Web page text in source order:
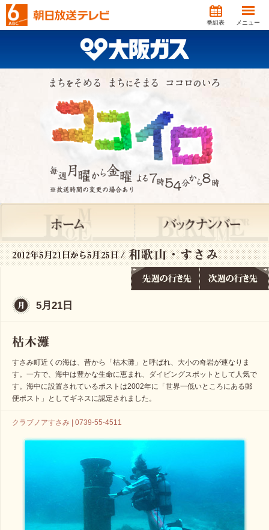
番組表 メニュー
5月21日
すさみ町近くの海は、昔から「枯木灘」と呼ばれ、大小の奇岩が連なりま
す。一方で、海中は豊かな生命に恵まれ、ダイビングスポットとして人気で
す。海中に設置されているポストは2002年に「世界一低いところにある郵
便ポスト」としてギネスに認定されました。
クラブノアすさみ | 0739-55-4511